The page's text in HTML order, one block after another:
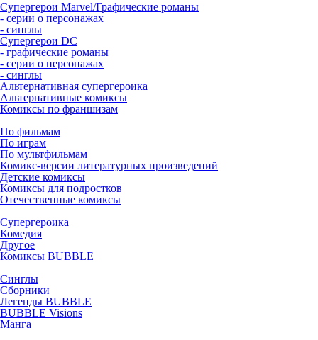
Супергерои Marvel/Графические романы
- серии о персонажах
- синглы
Супергерои DC
- графические романы
- серии о персонажах
- синглы
Альтернативная супергероика
Альтернативные комиксы
Комиксы по франшизам
По фильмам
По играм
По мультфильмам
Комикс-версии литературных произведений
Детские комиксы
Комиксы для подростков
Отечественные комиксы
Супергероика
Комедия
Другое
Комиксы BUBBLE
Синглы
Сборники
Легенды BUBBLE
BUBBLE Visions
Манга